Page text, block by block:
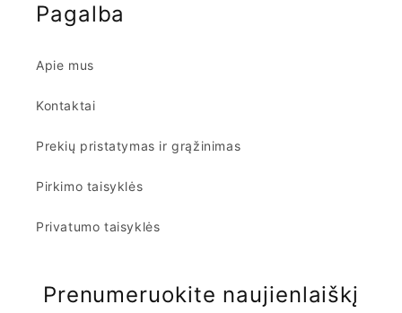
Pagalba
Apie mus
Kontaktai
Prekių pristatymas ir grąžinimas
Pirkimo taisyklės
Privatumo taisyklės
Prenumeruokite naujienlaiškį